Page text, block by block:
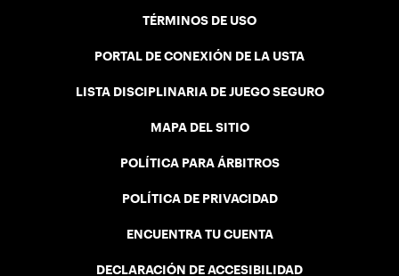
TÉRMINOS DE USO
PORTAL DE CONEXIÓN DE LA USTA
LISTA DISCIPLINARIA DE JUEGO SEGURO
MAPA DEL SITIO
POLÍTICA PARA ÁRBITROS
POLÍTICA DE PRIVACIDAD
ENCUENTRA TU CUENTA
DECLARACIÓN DE ACCESIBILIDAD